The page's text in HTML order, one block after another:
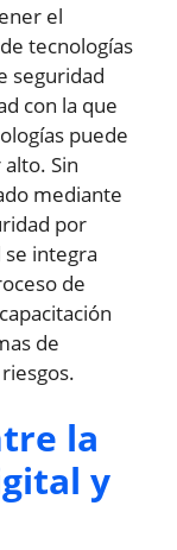
el
tecnologías
seguridad
con la que
puede
Sin
mediante
por
se integra
de
de
la
y